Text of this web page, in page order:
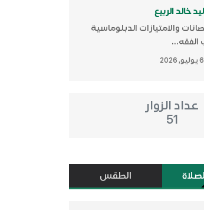
خالد الربيع
والامتيازات الدبلوماسية
6 يوليو, 2026
عداد الزوار
51
الطقس